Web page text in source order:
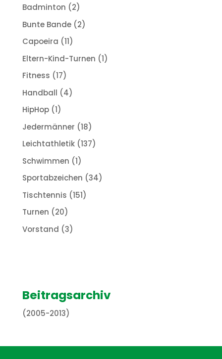
Badminton (2)
Bunte Bande(2)
Capoeira (11)
Eltern-Kind-Turnen (1)
Fitness (17)
Handball (4)
HipHop(1)
Jedermänner (18)
Leichtathletik(137)
Schwimmen (1)
Sportabzeichen (34)
Tischtennis (151)
Turnen (20)
Vorstand (3)
Beitragsarchiv
(2005-2013)